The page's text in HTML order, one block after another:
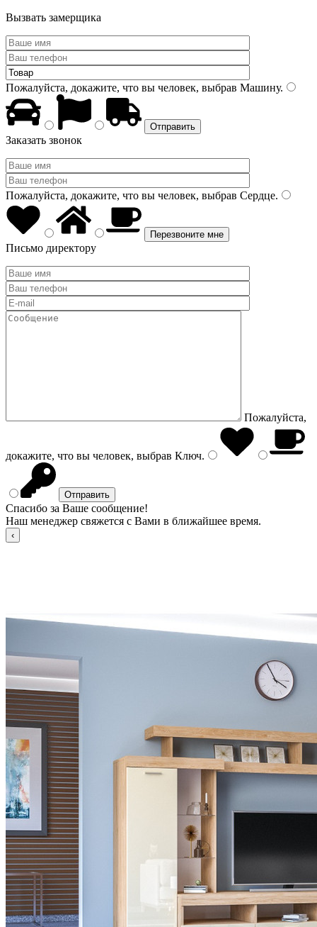
Вызвать замерщика
Пожалуйста, докажите, что вы человек, выбрав Машину.
Заказать звонок
Пожалуйста, докажите, что вы человек, выбрав Сердце.
Письмо директору
Пожалуйста,
докажите, что вы человек, выбрав Ключ.
Спасибо за Ваше сообщение!
Наш менеджер свяжется с Вами в ближайшее время.